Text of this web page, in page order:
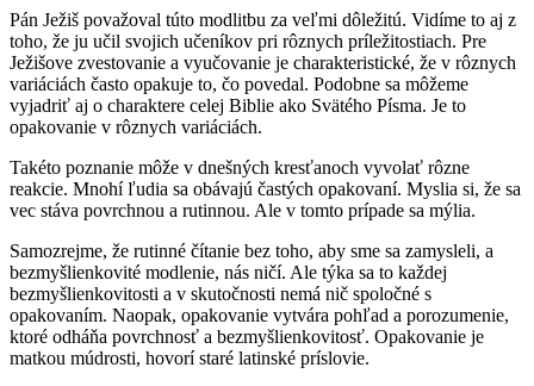
Pán Ježiš považoval túto modlitbu za veľmi dôležitú. Vidíme to aj z
toho, že ju učil svojich učeníkov pri rôznych príležitostiach. Pre
Ježišove zvestovanie a vyučovanie je charakteristické, že v rôznych
variáciách často opakuje to, čo povedal. Podobne sa môžeme
vyjadriť aj o charaktere celej Biblie ako Svätého Písma. Je to
opakovanie v rôznych variáciách.
Takéto poznanie môže v dnešných kresťanoch vyvolať rôzne
reakcie. Mnohí ľudia sa obávajú častých opakovaní. Myslia si, že sa
vec stáva povrchnou a rutinnou. Ale v tomto prípade sa mýlia.
Samozrejme, že rutinné čítanie bez toho, aby sme sa zamysleli, a
bezmyšlienkovité modlenie, nás ničí. Ale týka sa to každej
bezmyšlienkovitosti a v skutočnosti nemá nič spoločné s
opakovaním. Naopak, opakovanie vytvára pohľad a porozumenie,
ktoré odháňa povrchnosť a bezmyšlienkovitosť. Opakovanie je
matkou múdrosti, hovorí staré latinské príslovie.